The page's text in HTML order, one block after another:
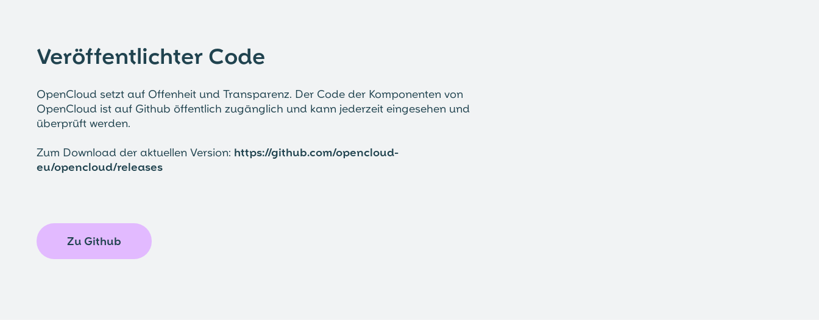
Veröffentlichter Code
OpenCloud setzt auf Offenheit und Transparenz. Der Code der Komponenten von
OpenCloud ist auf Github öffentlich zugänglich und kann jederzeit eingesehen und
überprüft werden.
Zum Download der aktuellen Version: https://github.com/opencloud-
eu/opencloud/releases
Zu Github